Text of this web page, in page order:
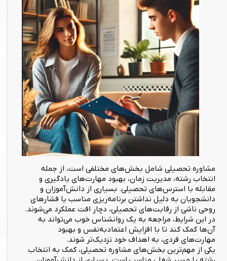
مشاوره تحصیلی شامل بخش‌های مختلفی است، از جمله
انتخاب رشته، مدیریت زمان، بهبود مهارت‌های یادگیری و
مقابله با استرس‌های تحصیلی. بسیاری از دانش‌آموزان و
دانشجویان به دلیل نداشتن برنامه‌ریزی مناسب یا فشارهای
روحی ناشی از رقابت‌های تحصیلی، دچار افت عملکرد می‌شوند.
در این شرایط، مراجعه به یک روانشناس خوب می‌تواند به
آن‌ها کمک کند تا با افزایش اعتمادبه‌نفس و بهبود
مهارت‌های فردی، به اهداف خود نزدیک‌تر شوند.
یکی از مهم‌ترین بخش‌های مشاوره تحصیلی، کمک به انتخاب